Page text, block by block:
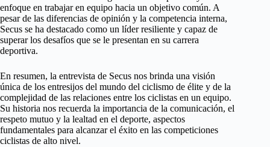
enfoque en trabajar en equipo hacia un objetivo común. A
pesar de las diferencias de opinión y la competencia interna,
Secus se ha destacado como un líder resiliente y capaz de
superar los desafíos que se le presentan en su carrera
deportiva.
En resumen, la entrevista de Secus nos brinda una visión
única de los entresijos del mundo del ciclismo de élite y de la
complejidad de las relaciones entre los ciclistas en un equipo.
Su historia nos recuerda la importancia de la comunicación, el
respeto mutuo y la lealtad en el deporte, aspectos
fundamentales para alcanzar el éxito en las competiciones
ciclistas de alto nivel.